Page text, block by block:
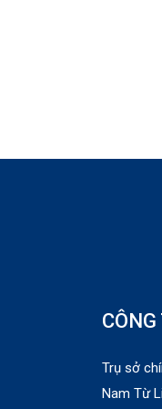
Trụ sở
Nam Từ